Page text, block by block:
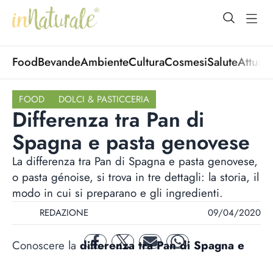
open
FoodBevandeAmbienteCulturaCosmesiSalute
FOOD DOLCI & PASTICCERIA
Differenza tra Pan di
Spagna e pasta genovese
La differenza tra Pan di Spagna e pasta genovese,
o pasta génoise, si trova in tre dettagli: la storia, il
modo in cui si preparano e gli ingredienti.
REDAZIONE 09/04/2020
facebooktwitter mail whatsapp
Conoscere la differenza tra Pan di Spagna e